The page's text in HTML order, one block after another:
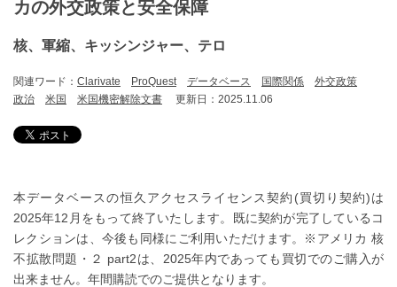
カの外交政策と安全保障
核、軍縮、キッシンジャー、テロ
関連ワード： Clarivate ProQuest データベース 国際関係
外交政策
政治
米国 米国機密解除文書 更新日：2025.11.06
本データベースの恒久アクセスライセンス契約(買切り契約)は
2025年12月をもって終了いたします。既に契約が完了しているコ
レクションは、今後も同様にご利用いただけます。※アメリカ 核
不拡散問題・２ part2は、2025年内であっても買切でのご購入が
出来ません。年間購読でのご提供となります。